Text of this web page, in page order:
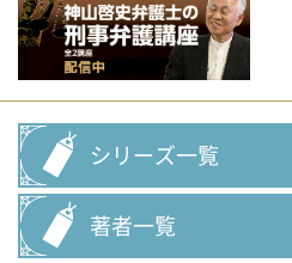
シリーズ一覧
著者一覧